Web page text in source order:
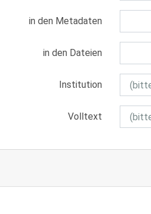
in den Metadaten
in den Dateien
Institution
Volltext